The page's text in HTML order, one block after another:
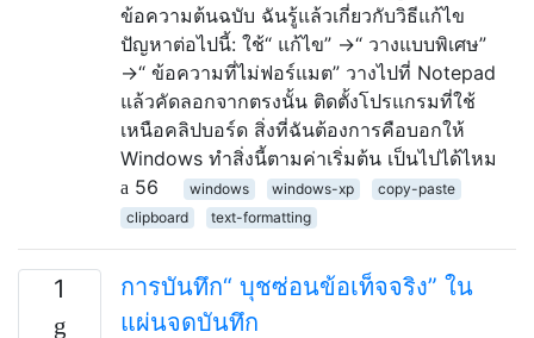
ข้อความต้นฉบับ ฉันรู้แล้วเกี่ยวกับวิธีแก้ไข
ปัญหาต่อไปนี้: ใช้“ แก้ไข” →“ วางแบบพิเศษ”
→“ ข้อความที่ไม่ฟอร์แมต” วางไปที่ Notepad
แล้วคัดลอกจากตรงนั้น ติดตั้งโปรแกรมที่ใช้
เหนือคลิปบอร์ด สิ่งที่ฉันต้องการคือบอกให้
Windows ทำสิ่งนี้ตามค่าเริ่มต้น เป็นไปได้ไหม
56
windows windows-xp
copy-paste
clipboard
text-formatting
1
การบันทึก“ บุชซ่อนข้อเท็จจริง” ใน
แผ่นจดบันทึก